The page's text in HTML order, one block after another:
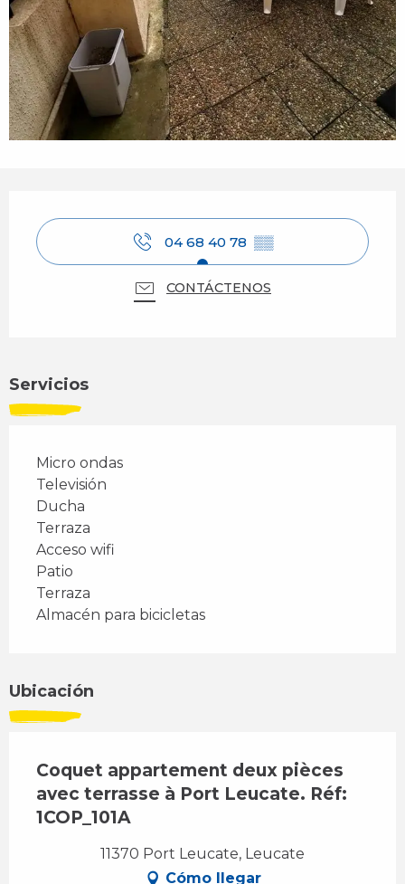
04 68 40 78 ▒▒
CONTÁCTENOS
Servicios
Micro ondas
Televisión
Ducha
Terraza
Acceso wifi
Patio
Terraza
Almacén para bicicletas
Ubicación
Coquet appartement deux pièces
avec terrasse à Port Leucate. Réf:
1COP_101A
11370 Port Leucate, Leucate
Cómo llegar